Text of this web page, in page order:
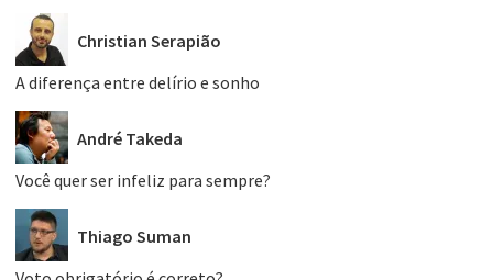
Christian Serapião
A diferença entre delírio e sonho
André Takeda
Você quer ser infeliz para sempre?
Thiago Suman